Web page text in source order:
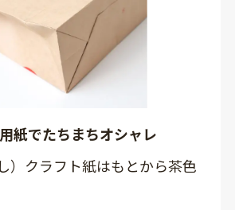
紙でたちまちオシャレ
）クラフト紙はもとから茶色